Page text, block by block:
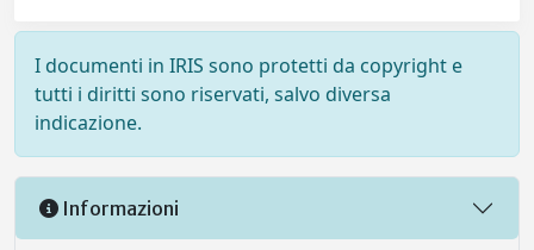
I documenti in IRIS sono protetti da copyright e
tutti i diritti sono riservati, salvo diversa
indicazione.
Informazioni